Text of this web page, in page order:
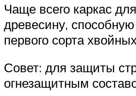
Чаще всего каркас
древесину,
первого сорта
Совет: для защиты
огнезащитным